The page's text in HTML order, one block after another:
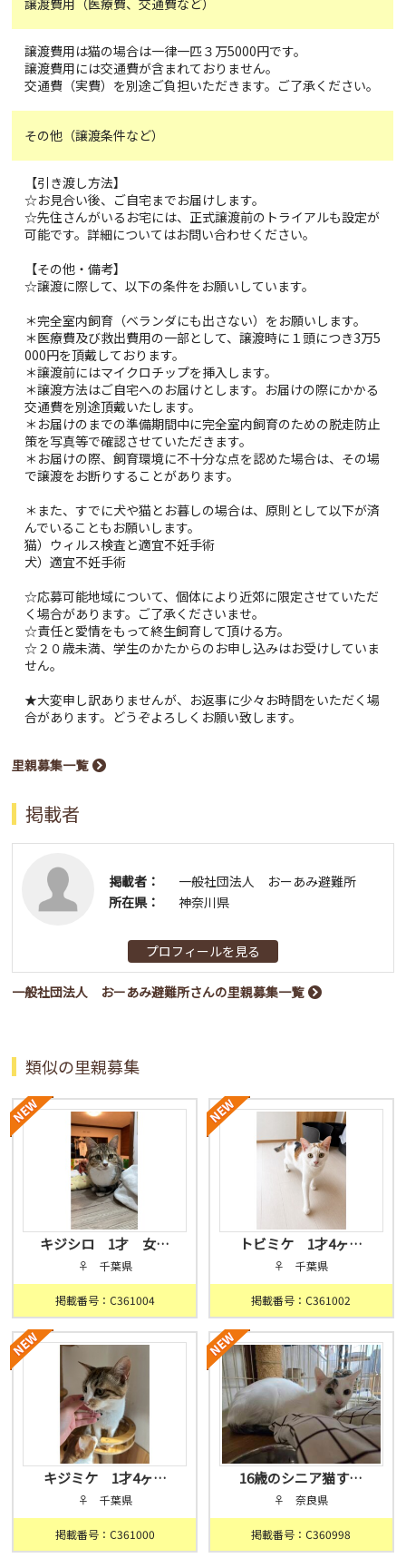
譲渡費用は猫の場合は一律一匹３万5000円です。
譲渡費用には交通費が含まれておりません。
交通費（実費）を別途ご負担いただきます。ご了承ください。
その他（譲渡条件など）
【引き渡し方法】
☆お見合い後、ご自宅までお届けします。
☆先住さんがいるお宅には、正式譲渡前のトライアルも設定が
可能です。詳細についてはお問い合わせください。
【その他・備考】
☆譲渡に際して、以下の条件をお願いしています。
＊完全室内飼育（ベランダにも出さない）をお願いします。
＊医療費及び救出費用の一部として、譲渡時に１頭につき3万5
000円を頂戴しております。
＊譲渡前にはマイクロチップを挿入します。
＊譲渡方法はご自宅へのお届けとします。お届けの際にかかる
交通費を別途頂戴いたします。
＊お届けのまでの準備期間中に完全室内飼育のための脱走防止
策を写真等で確認させていただきます。
＊お届けの際、飼育環境に不十分な点を認めた場合は、その場
で譲渡をお断りすることがあります。
＊また、すでに犬や猫とお暮しの場合は、原則として以下が済
んでいることもお願いします。
猫）ウィルス検査と適宜不妊手術
犬）適宜不妊手術
☆応募可能地域について、個体により近郊に限定させていただ
く場合があります。ご了承くださいませ。
☆責任と愛情をもって終生飼育して頂ける方。
☆２０歳未満、学生のかたからのお申し込みはお受けしていま
せん。
★大変申し訳ありませんが、お返事に少々お時間をいただく場
合があります。どうぞよろしくお願い致します。
里親募集一覧
掲載者
掲載者：
一般社団法人 おーあみ避難所
所在県：
神奈川県
プロフィールを見る
一般社団法人 おーあみ避難所さんの里親募集一覧
類似の里親募集
キジシロ 1才 女…
♀ 千葉県
掲載番号：C361004
トビミケ 1才4ヶ…
♀ 千葉県
掲載番号：C361002
キジミケ 1才4ヶ…
♀ 千葉県
掲載番号：C361000
16歳のシニア猫す…
♀ 奈良県
掲載番号：C360998